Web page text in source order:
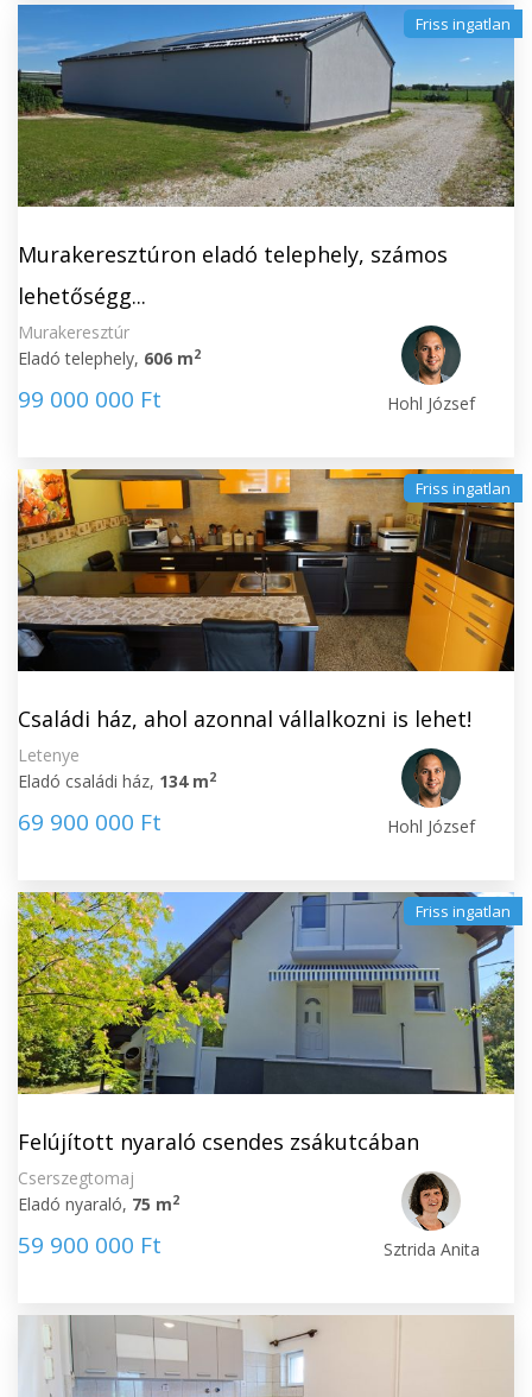
Friss ingatlan
Murakeresztúron eladó telephely, számos
lehetőségg...
Murakeresztúr
Eladó telephely, 606 m2
99 000 000 Ft Hohl József
Friss ingatlan
Családi ház, ahol azonnal vállalkozni is lehet!
Letenye
Eladó családi ház, 134 m2
69 900 000 Ft Hohl József
Friss ingatlan
Felújított nyaraló csendes zsákutcában
Cserszegtomaj
Eladó nyaraló, 75 m2
59 900 000 Ft Sztrida Anita